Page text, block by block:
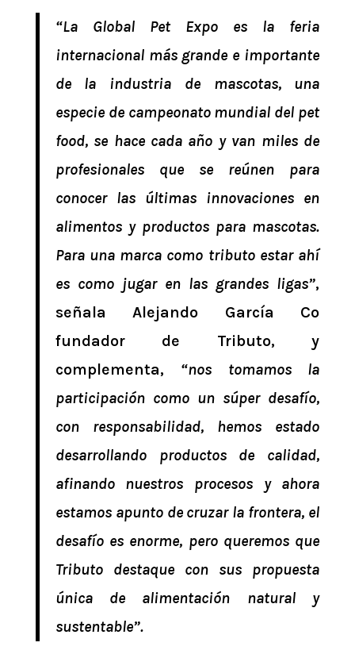
“La Global Pet Expo es la feria
internacional más grande e importante
de la industria de mascotas, una
especie de campeonato mundial del pet
food, se hace cada año y van miles de
profesionales que se reúnen para
conocer las últimas innovaciones en
alimentos y productos para mascotas.
Para una marca como tributo estar ahí
es como jugar en las grandes ligas”,
señala Alejando García Co
fundador de Tributo, y
complementa, “nos tomamos la
participación como un súper desafío,
con responsabilidad, hemos estado
desarrollando productos de calidad,
afinando nuestros procesos y ahora
estamos apunto de cruzar la frontera, el
desafío es enorme, pero queremos que
Tributo destaque con sus propuesta
única de alimentación natural y
sustentable”.